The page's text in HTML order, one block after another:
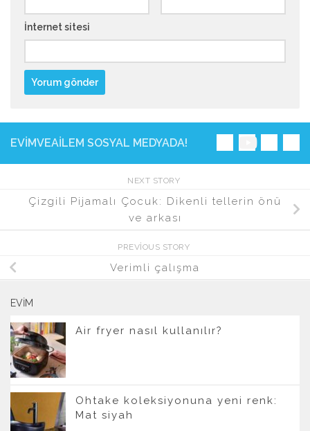
İnternet sitesi
EVIMVEAILEM SOSYAL MEDYADA!
NEXT STORY
Çizgili Pijamalı Çocuk: Dikenli tellerin önü
ve arkası
PREVIOUS STORY
Verimli çalışma
EVIM
Air fryer nasıl kullanılır?
Ohtake koleksiyonuna yeni renk:
Mat siyah